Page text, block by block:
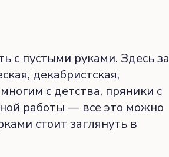
с пустыми руками. Здесь за
декабристская,
с детства, пряники с
работы — все это можно
стоит заглянуть в